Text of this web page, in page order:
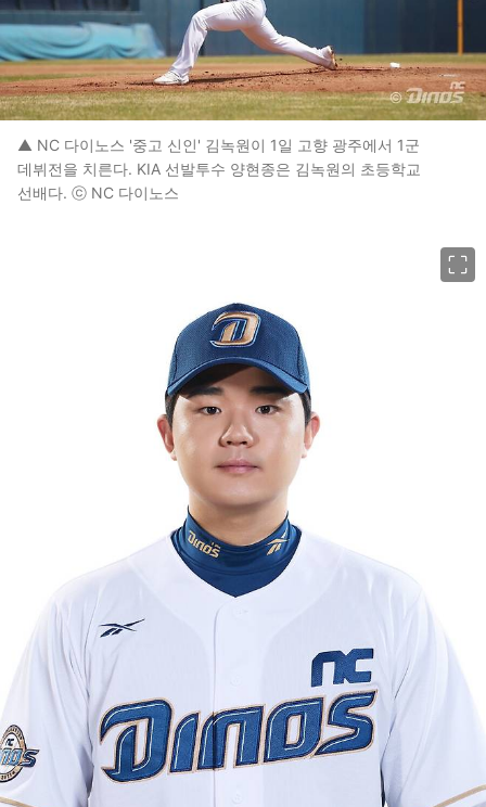
▲ NC 다이노스 '중고 신인' 김녹원이 1일 고향 광주에서 1군
데뷔전을 치른다. KIA 선발투수 양현종은 김녹원의 초등학교
선배다. ⓒ NC 다이노스